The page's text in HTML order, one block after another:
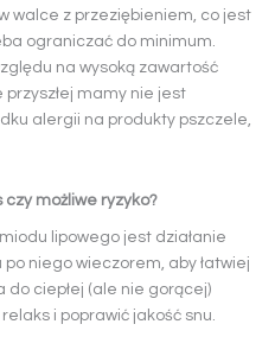
walce z przeziębieniem, co jest
ograniczać do minimum.
na wysoką zawartość
mamy nie jest
alergii na produkty pszczele,
możliwe ryzyko?
lipowego jest działanie
niego wieczorem, aby łatwiej
do ciepłej (ale nie gorącej)
i poprawić jakość snu.